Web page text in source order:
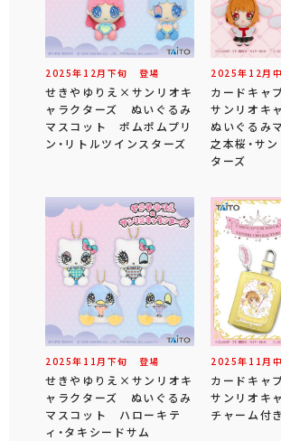
2025年 12 月 下旬 登場
せきやゆりえ×サンリオキ
ャラクターズ ぬいぐるみ
マスコット ポムポムプリ
ン・リトルツインスターズ
2025年 12 月
カードキャ
サンリオキ
ぬいぐるみ
之本桜・サ
ターズ
2025年 11 月 下旬 登場
せきやゆりえ×サンリオキ
ャラクターズ ぬいぐるみ
マスコット ハローキテ
ィ・タキシードサム
2025年 11 月
カードキャ
サンリオキ
チャーム付